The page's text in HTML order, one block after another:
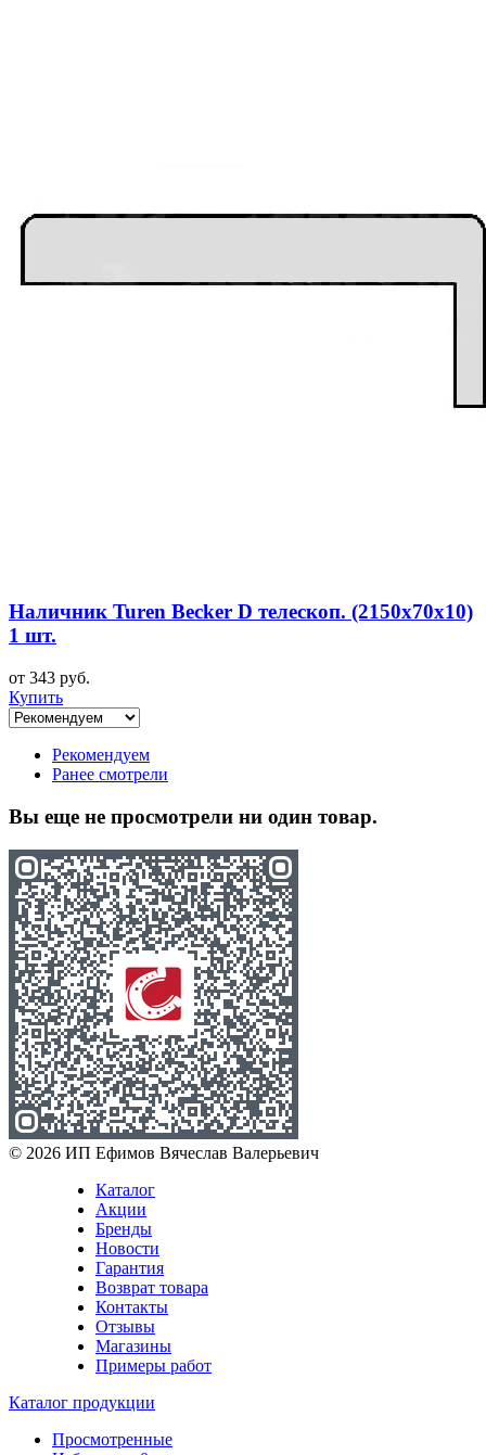
Наличник Turen Becker D телескоп. (2150x70x10)
1 шт.
от 343 руб.
Купить
Рекомендуем
Ранее смотрели
Вы еще не просмотрели ни один товар.
© 2026 ИП Ефимов Вячеслав Валерьевич
Каталог
Акции
Бренды
Новости
Гарантия
Возврат товара
Контакты
Отзывы
Магазины
Примеры работ
Каталог продукции
Просмотренные